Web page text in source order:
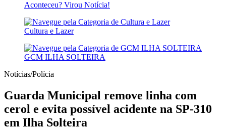
Aconteceu? Virou Notícia!
Cultura e Lazer
GCM ILHA SOLTEIRA
Notícias/Polícia
Guarda Municipal remove linha com
cerol e evita possível acidente na SP-310
em Ilha Solteira